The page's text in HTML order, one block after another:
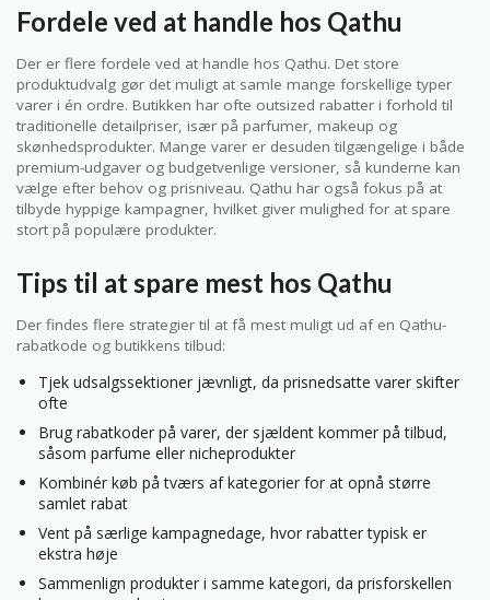
Fordele ved at handle hos Qathu
Der er flere fordele ved at handle hos Qathu. Det store
produktudvalg gør det muligt at samle mange forskellige typer
varer i én ordre. Butikken har ofte outsized rabatter i forhold til
traditionelle detailpriser, især på parfumer, makeup og
skønhedsprodukter. Mange varer er desuden tilgængelige i både
premium-udgaver og budgetvenlige versioner, så kunderne kan
vælge efter behov og prisniveau. Qathu har også fokus på at
tilbyde hyppige kampagner, hvilket giver mulighed for at spare
stort på populære produkter.
Tips til at spare mest hos Qathu
Der findes flere strategier til at få mest muligt ud af en Qathu-
rabatkode og butikkens tilbud:
Tjek udsalgssektioner jævnligt, da prisnedsatte varer skifter
ofte
Brug rabatkoder på varer, der sjældent kommer på tilbud,
såsom parfume eller nicheprodukter
Kombinér køb på tværs af kategorier for at opnå større
samlet rabat
Vent på særlige kampagnedage, hvor rabatter typisk er
ekstra høje
Sammenlign produkter i samme kategori, da prisforskellen